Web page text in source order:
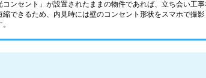
ンセント」が設置されたままの物件であれば、立ち会い工
できるため、内見時には壁のコンセント形状をスマホで撮